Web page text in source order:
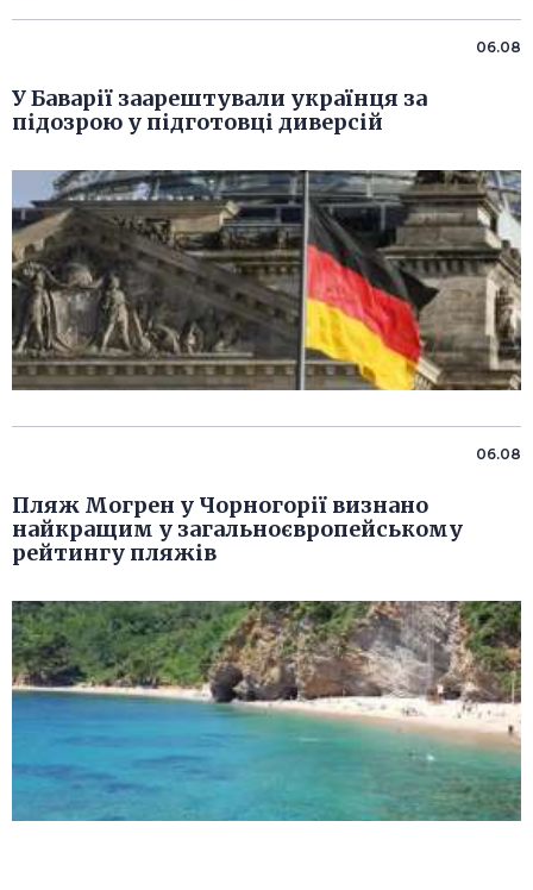
06.08
У Баварії заарештували українця за
підозрою у підготовці диверсій
06.08
Пляж Могрен у Чорногорії визнано
найкращим у загальноєвропейському
рейтингу пляжів